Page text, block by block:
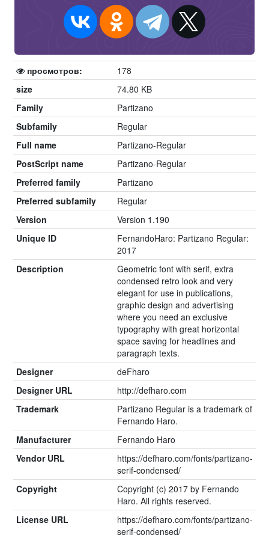
просмотров:
178
size
74.80 KB
Family
Partizano
Subfamily
Regular
Full name
Partizano-Regular
PostScript name
Partizano-Regular
Preferred family
Partizano
Preferred subfamily
Regular
Version
Version 1.190
Unique ID
FernandoHaro: Partizano Regular:
2017
Description
Geometric font with serif, extra
condensed retro look and very
elegant for use in publications,
graphic design and advertising
where you need an exclusive
typography with great horizontal
space saving for headlines and
paragraph texts.
Designer
deFharo
Designer URL
http://defharo.com
Trademark
Partizano Regular is a trademark of
Fernando Haro.
Manufacturer
Fernando Haro
Vendor URL
https://defharo.com/fonts/partizano-
serif-condensed/
Copyright
Copyright (c) 2017 by Fernando
Haro. All rights reserved.
License URL
https://defharo.com/fonts/partizano-
serif-condensed/